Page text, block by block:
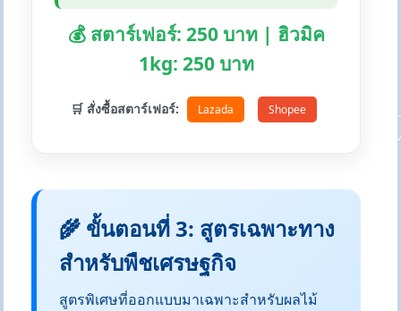
💰 สตาร์เฟอร์: 250 บาท | ฮิวมิค
1kg: 250 บาท
🛒 สั่งซื้อสตาร์เฟอร์: Lazada Shopee
🌾 ขั้นตอนที่ 3: สูตรเฉพาะทาง
สำหรับพืชเศรษฐกิจ
สูตรพิเศษที่ออกแบบมาเฉพาะสำหรับผลไม้